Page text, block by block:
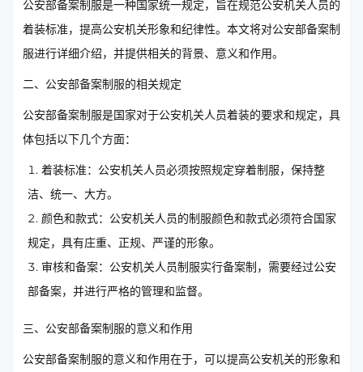
公安部备案制服是一种国家统一规定，旨在规范公安机关人员的
着装标准，提高公安机关形象和纪律性。本文将对公安部备案制
服进行详细介绍，并提供相关的背景、意义和作用。
二、公安部备案制服的相关规定
公安部备案制服是国家对于公安机关人员着装的要求和规定，具
体包括以下几个方面：
着装标准：公安机关人员必须按照规定穿着制服，保持整
洁、统一、大方。
颜色和款式：公安机关人员的制服颜色和款式必须符合国家
规定，具有庄重、正规、严谨的形象。
审核和备案：公安机关人员制服实行备案制，需要经过公安
部备案，并进行严格的管理和监督。
三、公安部备案制服的意义和作用
公安部备案制服的意义和作用在于，可以提高公安机关的形象和